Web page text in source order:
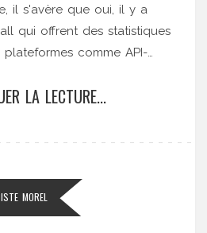
il s'avère que oui, il y a
qui offrent des statistiques
comme API-
de football et les
peut varier, il est donc
API en fonction de vos
LA LECTURE...
MOREL